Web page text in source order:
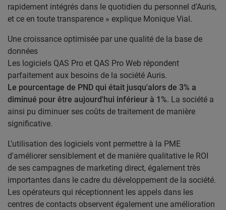
rapidement intégrés dans le quotidien du personnel d’Auris,
et ce en toute transparence » explique Monique Vial.
Une croissance optimisée par une qualité de la base de
données
Les logiciels QAS Pro et QAS Pro Web répondent
parfaitement aux besoins de la société Auris.
Le pourcentage de PND qui était jusqu'alors de 3% a
diminué pour être aujourd'hui inférieur à 1%. La société a
ainsi pu diminuer ses coûts de traitement de manière
significative.
L’utilisation des logiciels vont permettre à la PME
d'améliorer sensiblement et de manière qualitative le ROI
de ses campagnes de marketing direct, également très
importantes dans le cadre du développement de la société.
Les opérateurs qui réceptionnent les appels dans les
centres de contacts observent également une amélioration